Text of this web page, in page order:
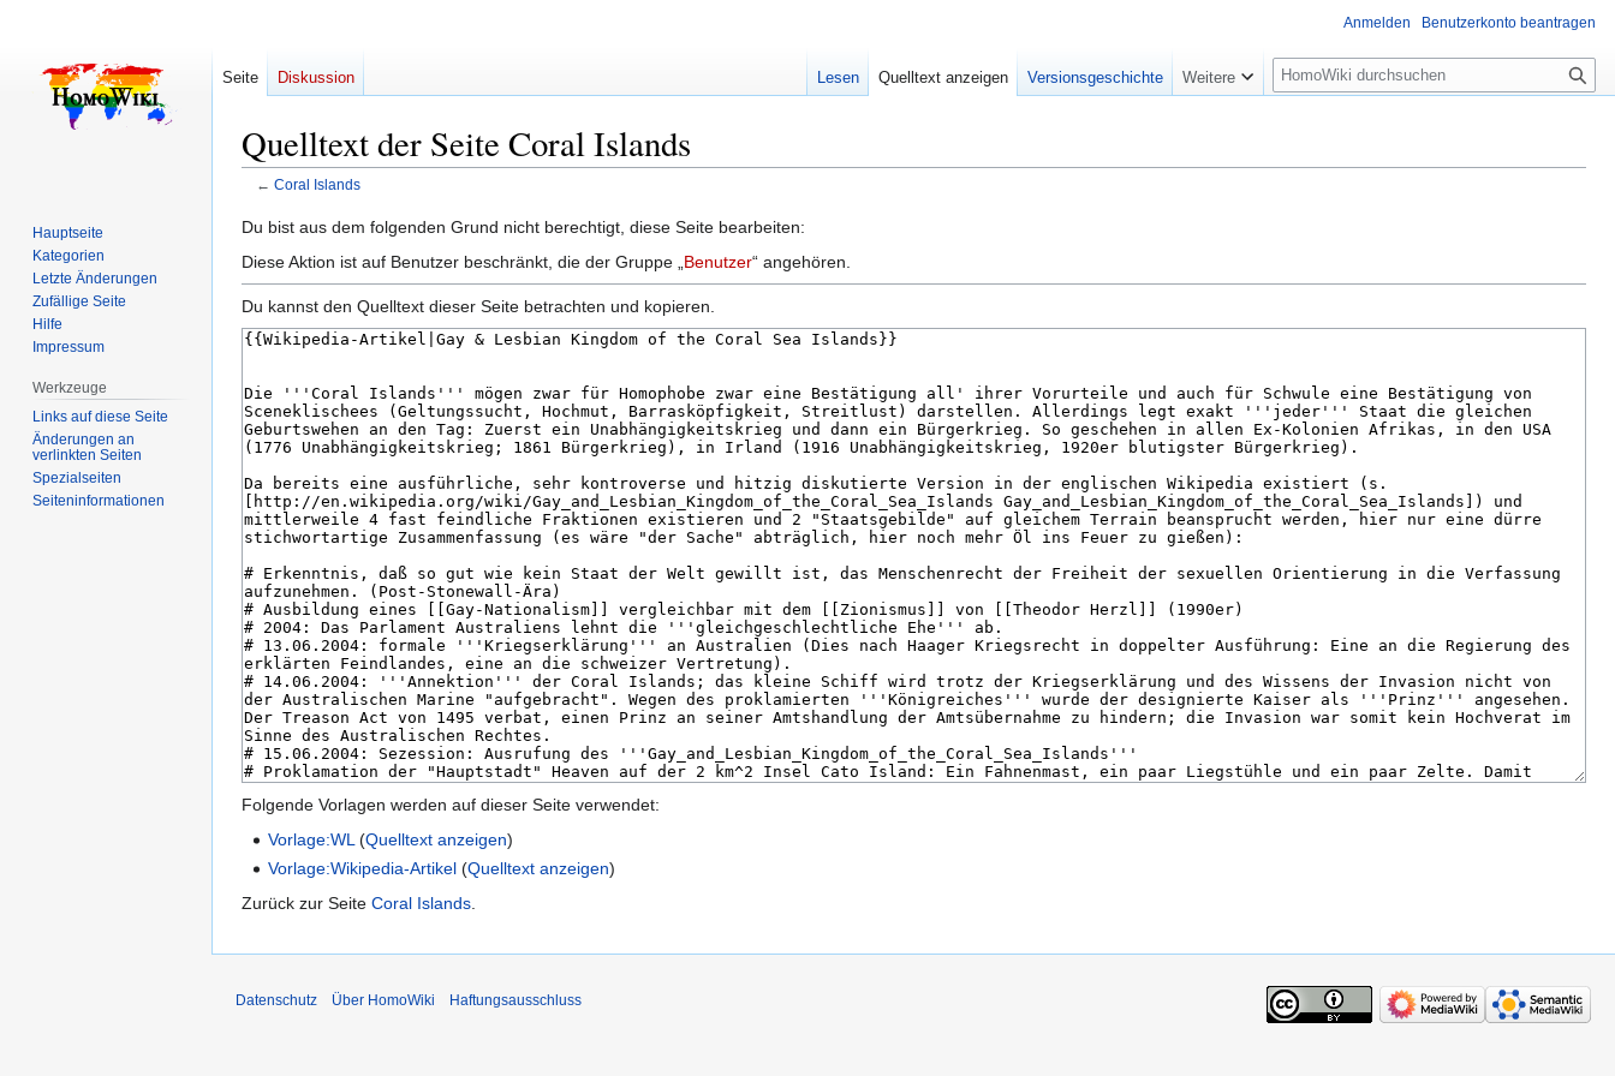
Quelltext der Seite Coral Islands
← Coral Islands
Zur
Navigation
Zur
Suche
Du bist aus dem folgenden Grund nicht berechtigt, diese Seite bearbeiten:
Diese Aktion ist auf Benutzer beschränkt, die der Gruppe „ Benutzer“ angehören.
Du kannst den Quelltext dieser Seite betrachten und kopieren.
Folgende Vorlagen werden auf dieser Seite verwendet:
Vorlage:WL(Quelltext anzeigen)
Vorlage:Wikipedia-Artikel (Quelltext anzeigen)
Zurück zur Seite Coral Islands
Anmelden Benutzerkonto beantragen
Seite Diskussion Lesen Quelltext anzeigen Versionsgeschichte Weitere
Suche
Hauptseite
Kategorien
Letzte Änderungen
Zufällige Seite
Hilfe
Impressum
Werkzeuge
Links auf diese Seite
Änderungen an
verlinkten Seiten
Spezialseiten
Seiten­­informationen
Datenschutz Über HomoWiki Haftungsausschluss